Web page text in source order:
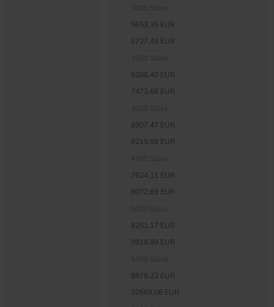
5653,35 EUR
6727,49 EUR
6280,40 EUR
7473,68 EUR
6907,47 EUR
8219,89 EUR
7624,11 EUR
9072,69 EUR
8251,17 EUR
9818,89 EUR
8878,22 EUR
10565,08 EUR